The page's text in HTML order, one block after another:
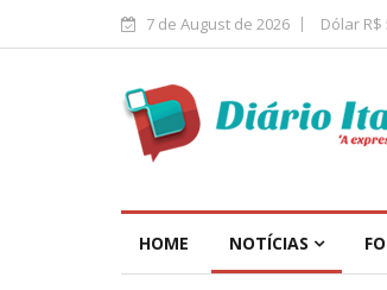
7 de August de 2026 Dólar R$
HOME NOTÍCIAS